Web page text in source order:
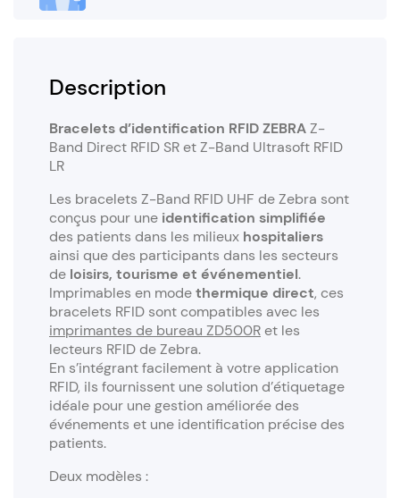
Description
Bracelets d’identification RFID ZEBRAZ-
Band Direct RFID SR et Z-Band Ultrasoft RFID
LR
Les bracelets Z-Band RFID UHF de Zebra sont
conçus pour une identification simplifiée
des patients dans les milieux hospitaliers
ainsi que des participants dans les secteurs
de loisirs, tourisme et événementiel.
Imprimables en modethermique direct, ces
bracelets RFID sont compatibles avec les
imprimantes de bureau ZD500Ret les
lecteurs RFID de Zebra.
En s’intégrant facilement à votre application
RFID, ils fournissent une solution d’étiquetage
idéale pour une gestion améliorée des
événements et une identification précise des
patients.
Deux modèles :